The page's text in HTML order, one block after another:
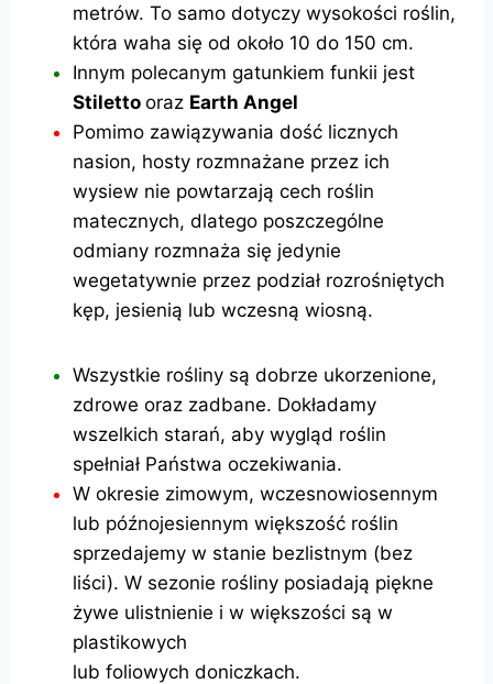
metrów. To samo dotyczy wysokości roślin,
która waha się od około 10 do 150 cm.
Innym polecanym gatunkiem funkii jest
Stiletto oraz Earth Angel
Pomimo zawiązywania dość licznych
nasion, hosty rozmnażane przez ich
wysiew nie powtarzają cech roślin
matecznych, dlatego poszczególne
odmiany rozmnaża się jedynie
wegetatywnie przez podział rozrośniętych
kęp, jesienią lub wczesną wiosną.
Wszystkie rośliny są dobrze ukorzenione,
zdrowe oraz zadbane. Dokładamy
wszelkich starań, aby wygląd roślin
spełniał Państwa oczekiwania.
W okresie zimowym, wczesnowiosennym
lub późnojesiennym większość roślin
sprzedajemy w stanie bezlistnym (bez
liści). W sezonie rośliny posiadają piękne
żywe ulistnienie i w większości są w
plastikowych
lub foliowych doniczkach.